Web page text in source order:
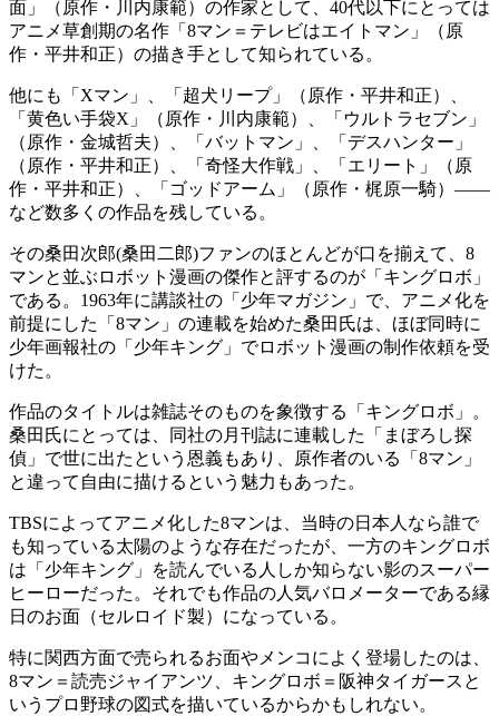
面」（原作・川内康範）の作家として、40代以下にとっては
アニメ草創期の名作「8マン＝テレビはエイトマン」（原
作・平井和正）の描き手として知られている。
他にも「Xマン」、「超犬リープ」（原作・平井和正）、
「黄色い手袋X」（原作・川内康範）、「ウルトラセブン」
（原作・金城哲夫）、「バットマン」、「デスハンター」
（原作・平井和正）、「奇怪大作戦」、「エリート」（原
作・平井和正）、「ゴッドアーム」（原作・梶原一騎）――
など数多くの作品を残している。
その桑田次郎(桑田二郎)ファンのほとんどが口を揃えて、8
マンと並ぶロボット漫画の傑作と評するのが「キングロボ」
である。1963年に講談社の「少年マガジン」で、アニメ化を
前提にした「8マン」の連載を始めた桑田氏は、ほぼ同時に
少年画報社の「少年キング」でロボット漫画の制作依頼を受
けた。
作品のタイトルは雑誌そのものを象徴する「キングロボ」。
桑田氏にとっては、同社の月刊誌に連載した「まぼろし探
偵」で世に出たという恩義もあり、原作者のいる「8マン」
と違って自由に描けるという魅力もあった。
TBSによってアニメ化した8マンは、当時の日本人なら誰で
も知っている太陽のような存在だったが、一方のキングロボ
は「少年キング」を読んでいる人しか知らない影のスーパー
ヒーローだった。それでも作品の人気バロメーターである縁
日のお面（セルロイド製）になっている。
特に関西方面で売られるお面やメンコによく登場したのは、
8マン＝読売ジャイアンツ、キングロボ＝阪神タイガースと
いうプロ野球の図式を描いているからかもしれない。